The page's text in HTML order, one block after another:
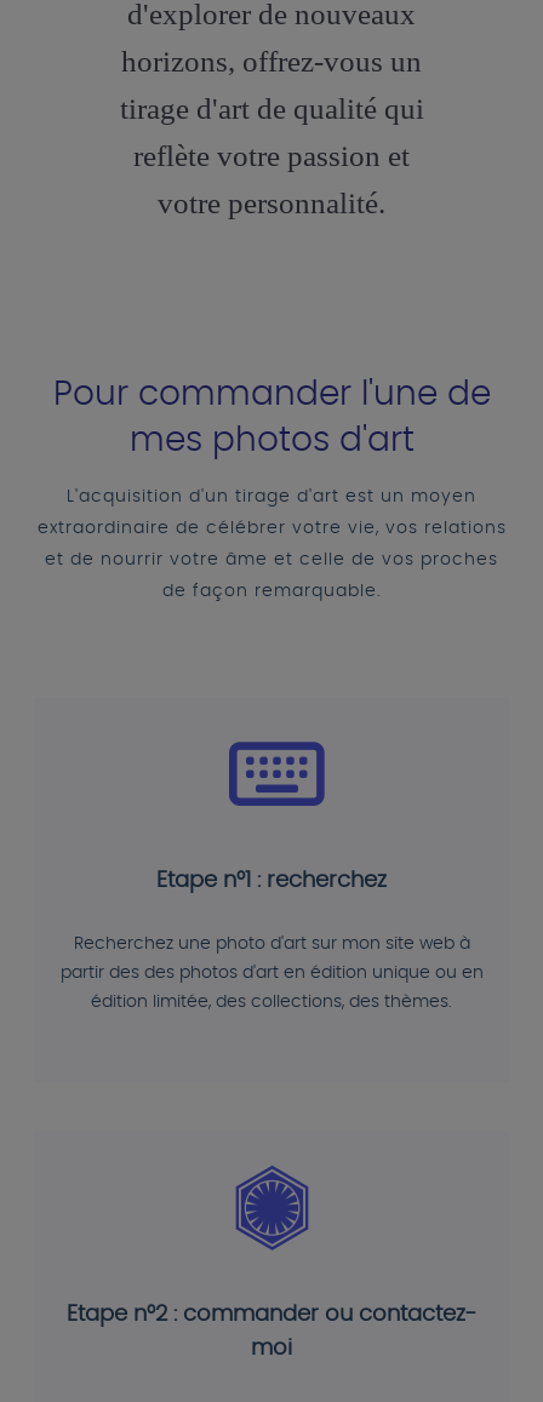
d'explorer de nouveaux
horizons, offrez-vous un
tirage d'art de qualité qui
reflète votre passion et
votre personnalité.
Pour commander l'une de
mes photos d'art
L'acquisition d'un tirage d'art est un moyen
extraordinaire de célébrer votre vie, vos relations
et de nourrir votre âme et celle de vos proches
de façon remarquable.
Etape n°1 : recherchez
Recherchez une photo d'art sur mon site web à
partir des des photos d'art en édition unique ou en
édition limitée, des collections, des thèmes.
Etape n°2 : commander ou contactez-
moi